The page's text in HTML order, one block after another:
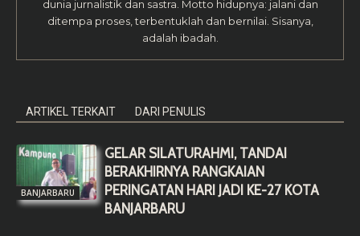
dunia jurnalistik dan sastra. Motto hidupnya: jalani dan
ditempa proses, terbentuklah dan bernilai. Sisanya,
adalah ibadah.
ARTIKEL TERKAIT DARI PENULIS
BANJARBARU
GELAR SILATURAHMI, TANDAI
BERAKHIRNYA RANGKAIAN
PERINGATAN HARI JADI KE-27 KOTA
BANJARBARU